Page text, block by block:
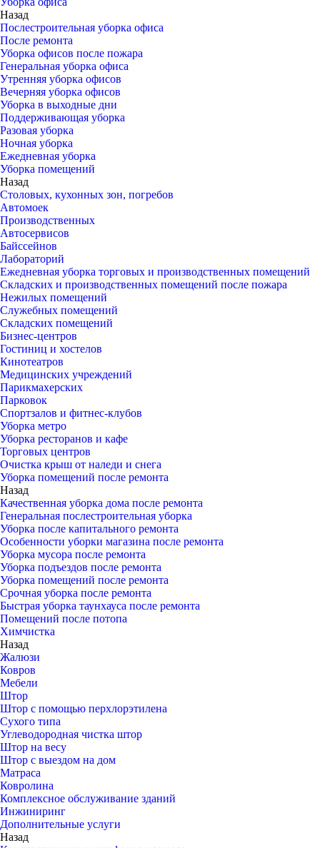
Назад
Послестроительная уборка офиса
После ремонта
Уборка офисов после пожара
Генеральная уборка офиса
Утренняя уборка офисов
Вечерняя уборка офисов
Уборка в выходные дни
Поддерживающая уборка
Разовая уборка
Ночная уборка
Ежедневная уборка
Уборка помещений
Назад
Столовых, кухонных зон, погребов
Автомоек
Производственных
Автосервисов
Байссейнов
Лабораторий
Ежедневная уборка торговых и производственных помещений
Складских и производственных помещений после пожара
Нежилых помещений
Служебных помещений
Складских помещений
Бизнес-центров
Гостиниц и хостелов
Кинотеатров
Медицинских учреждений
Парикмахерских
Парковок
Спортзалов и фитнес-клубов
Уборка метро
Уборка ресторанов и кафе
Торговых центров
Очистка крыш от наледи и снега
Уборка помещений после ремонта
Назад
Качественная уборка дома после ремонта
Генеральная послестроительная уборка
Уборка после капитального ремонта
Особенности уборки магазина после ремонта
Уборка мусора после ремонта
Уборка подъездов после ремонта
Уборка помещений после ремонта
Срочная уборка после ремонта
Быстрая уборка таунхауса после ремонта
Помещений после потопа
Химчистка
Назад
Жалюзи
Ковров
Мебели
Штор
Штор с помощью перхлорэтилена
Сухого типа
Углеводородная чистка штор
Штор на весу
Штор с выездом на дом
Матраса
Ковролина
Комплексное обслуживание зданий
Инжиниринг
Дополнительные услуги
Назад